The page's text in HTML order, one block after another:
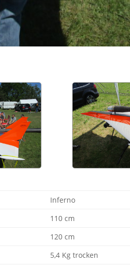
Inferno
110 cm
120 cm
5,4 Kg trocken